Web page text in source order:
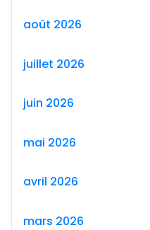
août 2026
juillet 2026
juin 2026
mai 2026
avril 2026
mars 2026